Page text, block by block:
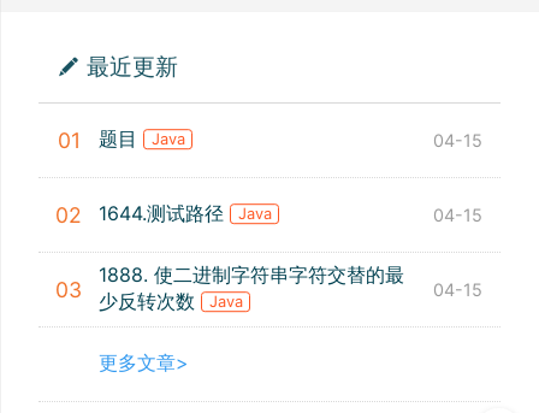
最近更新
01 题目 Java 04-15
02 1644.测试路径 Java 04-15
03
1888. 使二进制字符串字符交替的最
少反转次数
Java
04-15
更多文章>